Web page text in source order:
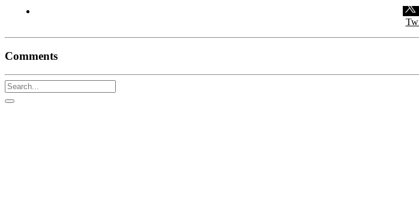
Comments